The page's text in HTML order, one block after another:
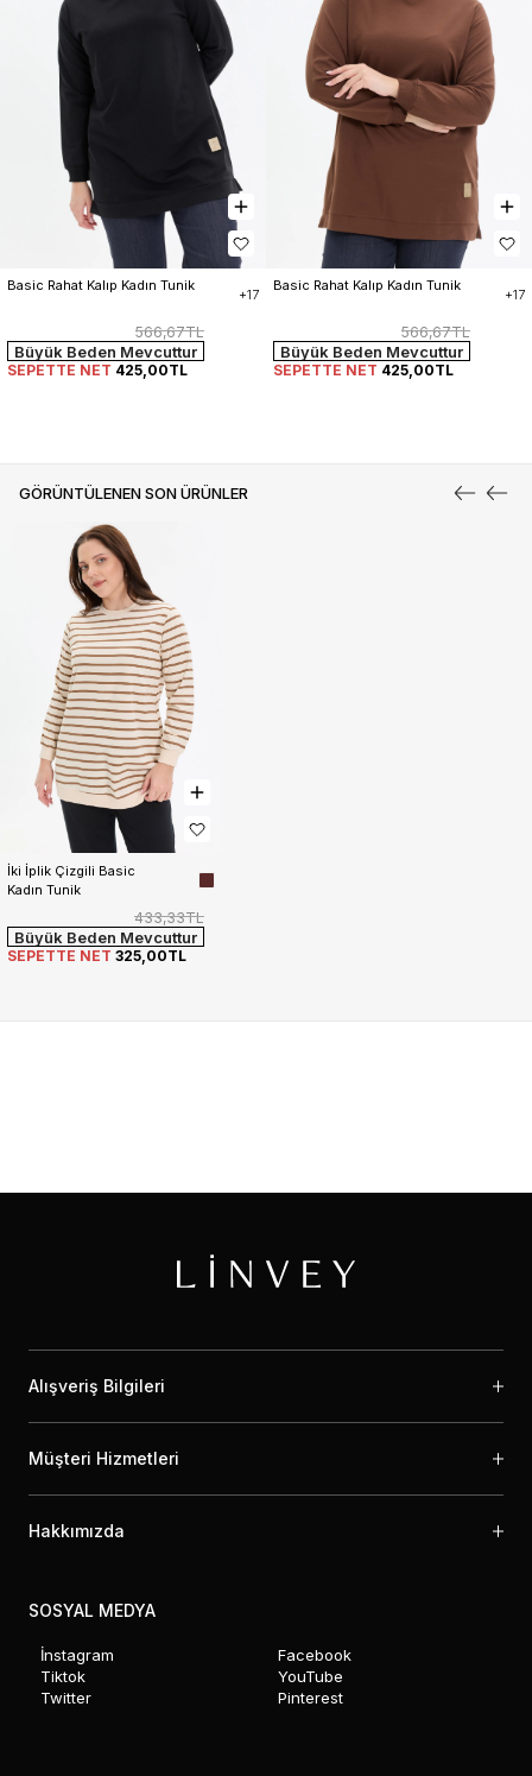
GÖRÜNTÜLENEN SON ÜRÜNLER
İki İplik Çizgili Basic
Kadın Tunik
433,33TL
Büyük Beden Mevcuttur
SEPETTE NET 325,00TL
Basic Rahat Kalıp Kadın Tunik
+17
566,67TL
Büyük Beden Mevcuttur
SEPETTE NET 425,00TL
Basic Rahat Kalıp Kadın Tunik
+17
566,67TL
Büyük Beden Mevcuttur
SEPETTE NET 425,00TL
Alışveriş Bilgileri
Müşteri Hizmetleri
Hakkımızda
SOSYAL MEDYA
İnstagram
Facebook
Tiktok
YouTube
Twitter
Pinterest